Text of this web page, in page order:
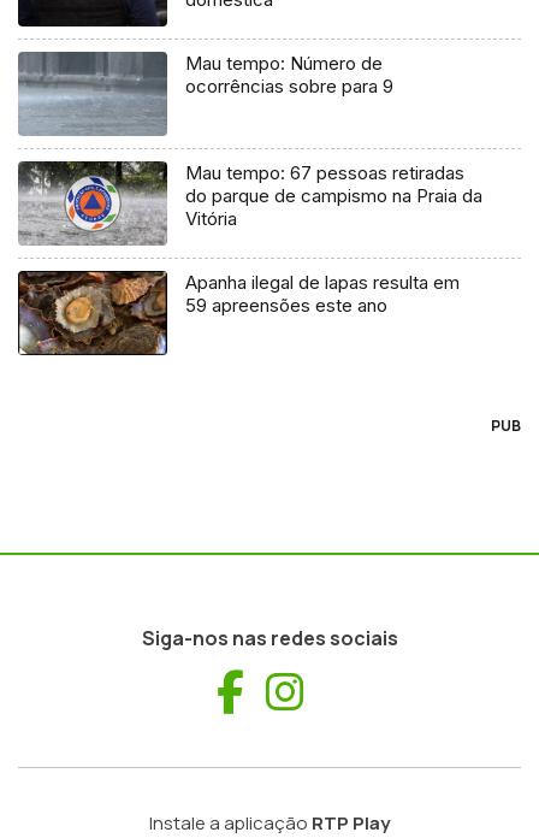
Mau tempo: Número de
ocorrências sobre para 9
Mau tempo: 67 pessoas retiradas
do parque de campismo na Praia da
Vitória
Apanha ilegal de lapas resulta em
59 apreensões este ano
PUB
Siga-nos nas redes sociais
Facebook
Instale a aplicação RTP Play